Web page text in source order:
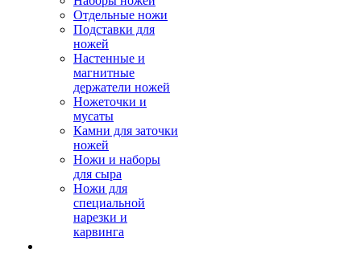
Отдельные ножи
Подставки для
ножей
Настенные и
магнитные
держатели ножей
Ножеточки и
мусаты
Камни для заточки
ножей
Ножи и наборы
для сыра
Ножи для
специальной
нарезки и
карвинга